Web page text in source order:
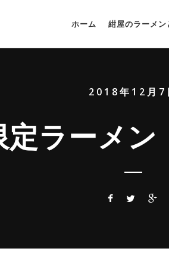
ホーム 紺屋のラーメン
2018年12月7
定ラーメ